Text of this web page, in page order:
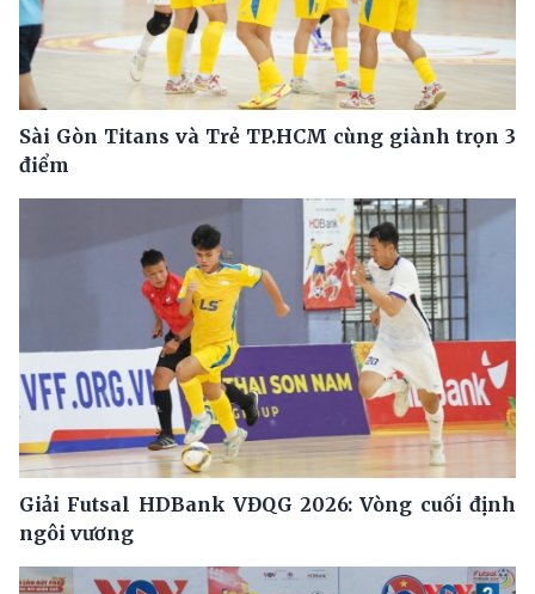
Sài Gòn Titans và Trẻ TP.HCM cùng giành trọn 3
điểm
Giải Futsal HDBank VĐQG 2026: Vòng cuối định
ngôi vương